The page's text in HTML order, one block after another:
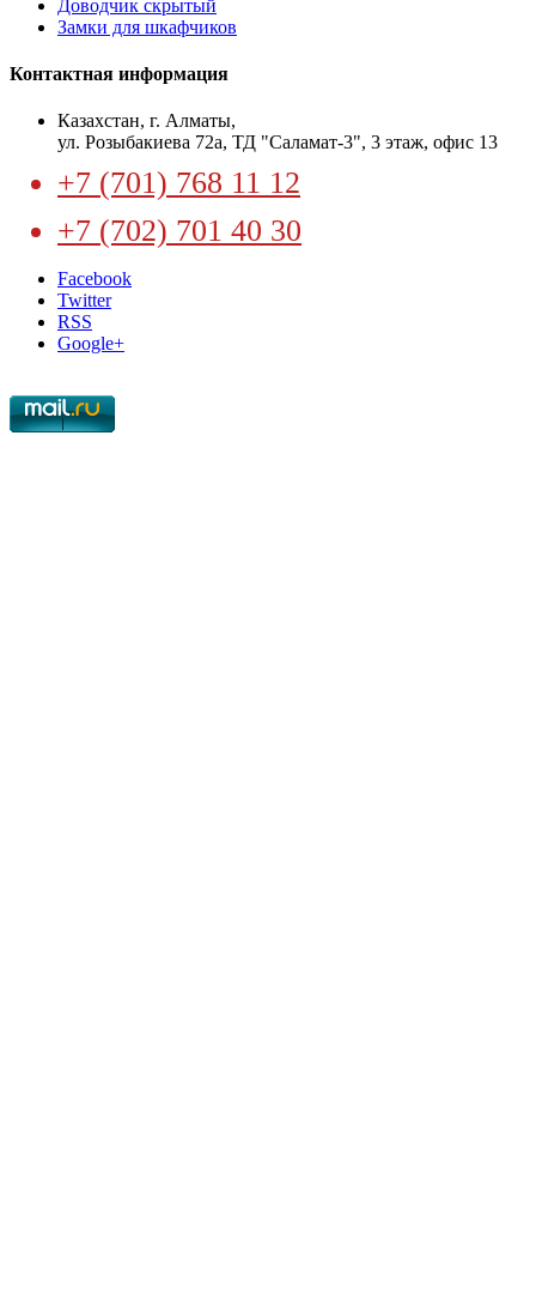
Доводчик скрытый
Замки для шкафчиков
Контактная информация
​Казахстан, г. Алматы,
ул. Розыбакиева 72а, ТД "Саламат-3", 3 этаж, офис 13
+7 (701) 768 11 12
+7 (702) 701 40 30
Facebook
Twitter
RSS
Google+